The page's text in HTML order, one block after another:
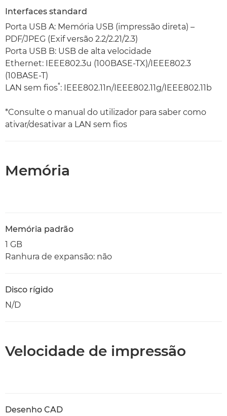
Interfaces standard
Porta USB A: Memória USB (impressão direta) –
PDF/JPEG (Exif versão 2.2/2.21/2.3)
Porta USB B: USB de alta velocidade
Ethernet: IEEE802.3u (100BASE-TX)/IEEE802.3
(10BASE-T)
LAN sem fios*: IEEE802.11n/IEEE802.11g/IEEE802.11b
*Consulte o manual do utilizador para saber como
ativar/desativar a LAN sem fios
Memória
Memória padrão
1 GB
Ranhura de expansão: não
Disco rígido
N/D
Velocidade de impressão
Desenho CAD